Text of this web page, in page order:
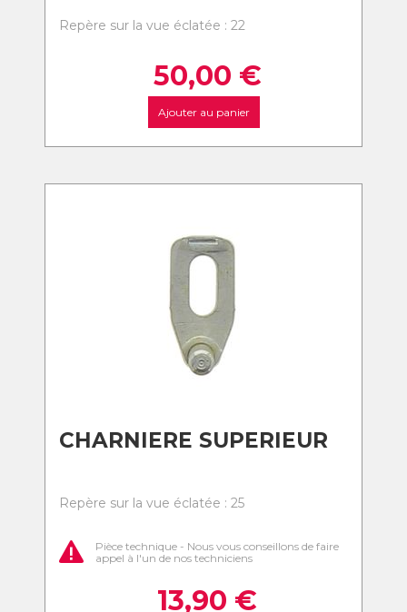
Repère sur la vue éclatée : 22
50,00 €
Ajouter au panier
CHARNIERE SUPERIEUR
Repère sur la vue éclatée : 25
Pièce technique - Nous vous conseillons de faire
appel à l'un de nos techniciens
13,90 €